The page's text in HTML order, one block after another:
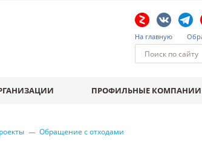
На главную
ПРОФИЛЬНЫЕ КОМПАНИИ
Обращение с отходами